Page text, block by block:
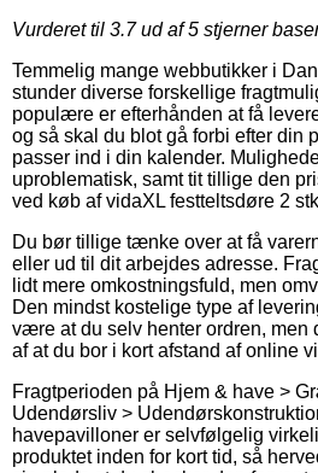
Vurderet til 3.7ud af 5 stjerner
Temmelig mange webbutikker i
stunder diverse forskellige
populære er efterhånden at få
og så skal du blot gå forbi efter din
passer ind i din kalender.
uproblematisk, samt tit tillige den
ved køb af vidaXL festteltsdøre 2
Du bør tillige tænke over at få
eller ud til dit arbejdes adresse.
lidt mere omkostningsfuld, men
Den mindst kostelige type af
være at du selv henter ordren, men
af at du bor i kort afstand af online
Fragtperioden på Hjem & have >
Udendørsliv >
havepavilloner er selvfølgelig
produktet inden for kort tid, så